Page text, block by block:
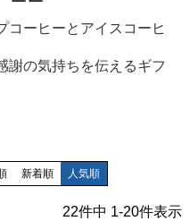
コーヒーとアイスコーヒ
謝の気持ちを伝えるギフ
新着順 人気順
22件中 1-20件表示